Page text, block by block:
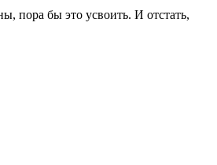
пора бы это усвоить. И отстать,